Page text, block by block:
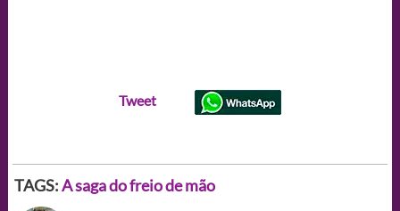
Tweet
TAGS:A saga do freio de mão